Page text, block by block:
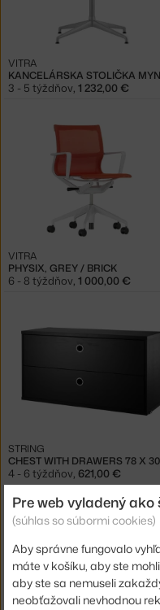
VITRA
3 - 5 týždňov, 1 232,00 €
PHYSIX, GREY / BRICK
VITRA
6 - 8 týždňov, 1 000,00 €
STRING
4 - 6 týždňov, 621,00 €
−20
Pre web vyladený
(súhlas so súbormi cookies)
Aby správne fungovalo
máte v košíku, aby ste
aby ste sa nemuseli
neobťažovali nevhodnou